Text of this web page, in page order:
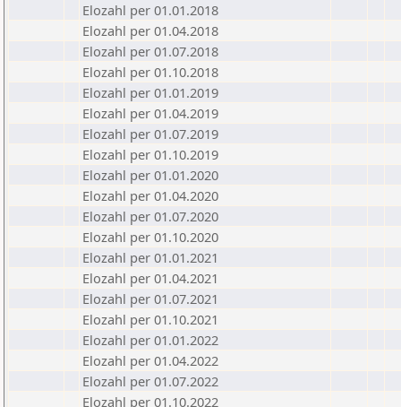
Elozahl per 01.01.2018
Elozahl per 01.04.2018
Elozahl per 01.07.2018
Elozahl per 01.10.2018
Elozahl per 01.01.2019
Elozahl per 01.04.2019
Elozahl per 01.07.2019
Elozahl per 01.10.2019
Elozahl per 01.01.2020
Elozahl per 01.04.2020
Elozahl per 01.07.2020
Elozahl per 01.10.2020
Elozahl per 01.01.2021
Elozahl per 01.04.2021
Elozahl per 01.07.2021
Elozahl per 01.10.2021
Elozahl per 01.01.2022
Elozahl per 01.04.2022
Elozahl per 01.07.2022
Elozahl per 01.10.2022